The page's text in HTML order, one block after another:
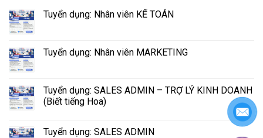
Tuyển dụng: Nhân viên KẾ TOÁN
Tuyển dụng: Nhân viên MARKETING
Tuyển dụng: SALES ADMIN – TRỢ LÝ KINH DOANH
(Biết tiếng Hoa)
Tuyển dụng: SALES ADMIN